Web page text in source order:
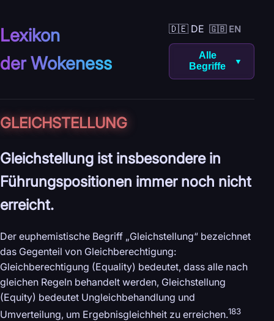
Lexikon
der Wokeness
🇩🇪 DE 🇬🇧 EN
Alle
Begriffe
▼
GLEICHSTELLUNG
Gleichstellung ist insbesondere in
Führungspositionen immer noch nicht
erreicht.
Der euphemistische Begriff „Gleichstellung“ bezeichnet
das Gegenteil von Gleichberechtigung:
Gleichberechtigung (Equality) bedeutet, dass alle nach
gleichen Regeln behandelt werden, Gleichstellung
(Equity) bedeutet Ungleichbehandlung und
Umverteilung, um Ergebnisgleichheit zu erreichen.183